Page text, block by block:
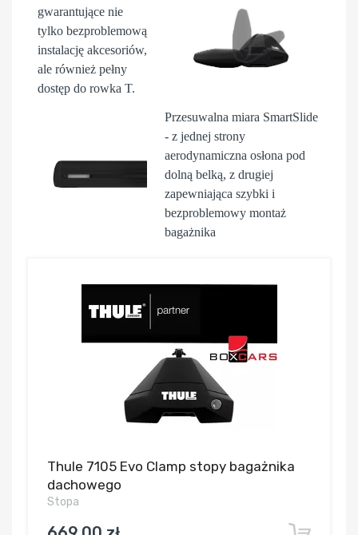
gwarantujące nie
tylko bezproblemową
instalację akcesoriów,
ale również pełny
dostęp do rowka T.
Przesuwalna miara SmartSlide
- z jednej strony
aerodynamiczna osłona pod
dolną belką, z drugiej
zapewniająca szybki i
bezproblemowy montaż
bagażnika
Thule 7105 Evo Clamp stopy bagażnika
dachowego
Stopa